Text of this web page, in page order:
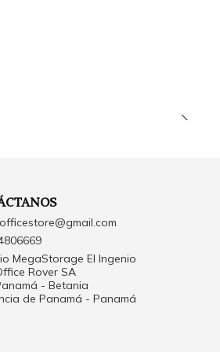
MegaStorage El Ingenio
Rover SA
- Betania
de Panamá - Panamá